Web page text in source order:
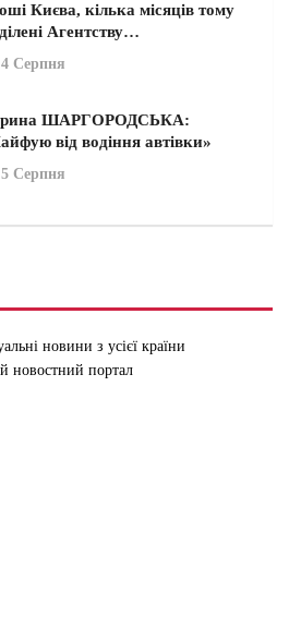
Києва, кілька місяців тому
Агентству…
4 Серпня
ШАРГОРОДСЬКА:
від водіння автівки»
5 Серпня
новини з усієї країни
новостний портал